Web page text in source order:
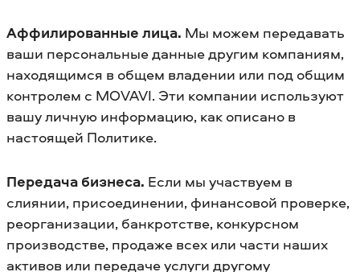
Аффилированные лица. Мы можем передавать
ваши персональные данные другим компаниям,
находящимся в общем владении или под общим
контролем с MOVAVI. Эти компании используют
вашу личную информацию, как описано в
настоящей Политике.
Передача бизнеса. Если мы участвуем в
слиянии, присоединении, финансовой проверке,
реорганизации, банкротстве, конкурсном
производстве, продаже всех или части наших
активов или передаче услуги другому